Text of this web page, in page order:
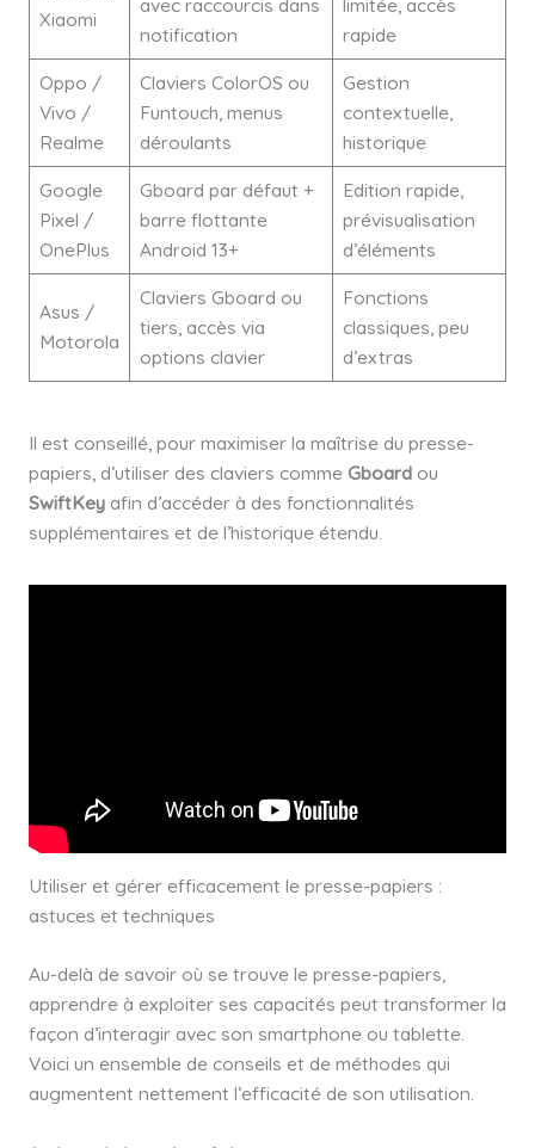
Xiaomi
avec raccourcis dans
notification
limitée, accès
rapide
Oppo /
Vivo /
Realme
Claviers ColorOS ou
Funtouch, menus
déroulants
Gestion
contextuelle,
historique
Google
Pixel /
OnePlus
Gboard par défaut +
barre flottante
Android 13+
Edition rapide,
prévisualisation
d’éléments
Asus /
Motorola
Claviers Gboard ou
tiers, accès via
options clavier
Fonctions
classiques, peu
d’extras
Il est conseillé, pour maximiser la maîtrise du presse-
papiers, d’utiliser des claviers comme Gboardou
SwiftKeyafin d’accéder à des fonctionnalités
supplémentaires et de l’historique étendu.
Utiliser et gérer efficacement le presse-papiers :
astuces et techniques
Au-delà de savoir où se trouve le presse-papiers,
apprendre à exploiter ses capacités peut transformer la
façon d’interagir avec son smartphone ou tablette.
Voici un ensemble de conseils et de méthodes qui
augmentent nettement l’efficacité de son utilisation.